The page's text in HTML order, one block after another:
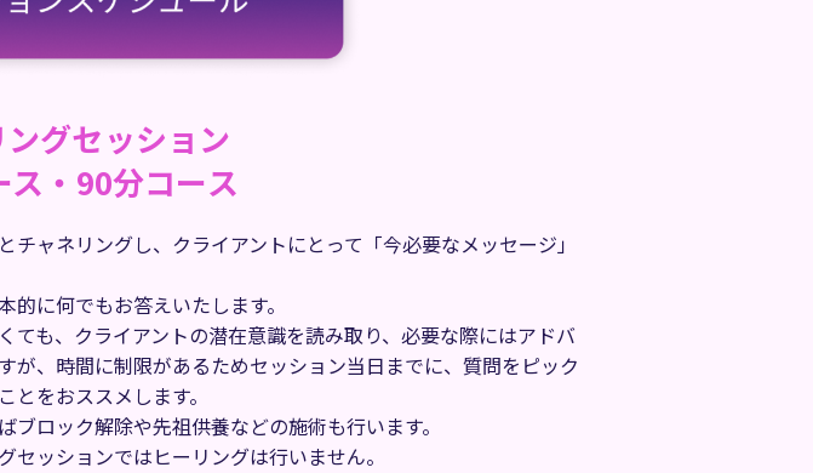
グセッション
ス・90分コース
チャネリングし、クライアントにとって「今必要なメッセージ」
的に何でもお答えいたします。
ても、クライアントの潜在意識を読み取り、必要な際にはアドバ
が、時間に制限があるためセッション当日までに、質問をピック
とをおススメします。
ブロック解除や先祖供養などの施術も行います。
セッションではヒーリングは行いません。